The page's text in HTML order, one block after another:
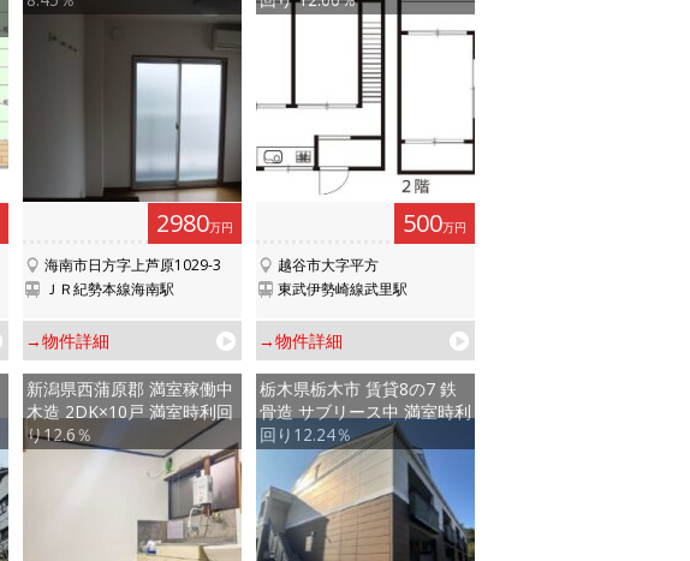
2980万円
海南市日方字上芦原1029-3
ＪＲ紀勢本線海南駅
→物件詳細
500万円
越谷市大字平方
東武伊勢崎線武里駅
→物件詳細
新潟県西蒲原郡 満室稼働中
木造 2DK×10戸 満室時利回
り12.6％
栃木県栃木市 賃貸8の7 鉄
骨造 サブリース中 満室時利
回り12.24％